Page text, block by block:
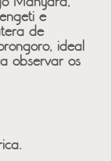
e
de
ideal
observar os